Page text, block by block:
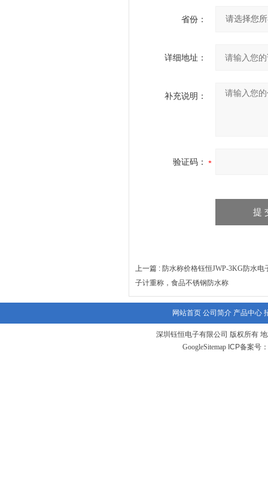
省份：
详细地址：
补充说明：
验证码：
上一篇 : 防水称价格钰恒JWP-3KG防水
子计重称，食品不锈钢防水称
网站首页 公司简介 产品中心
深圳钰恒电子有限公司 版权所有
GoogleSitemap ICP备案号：